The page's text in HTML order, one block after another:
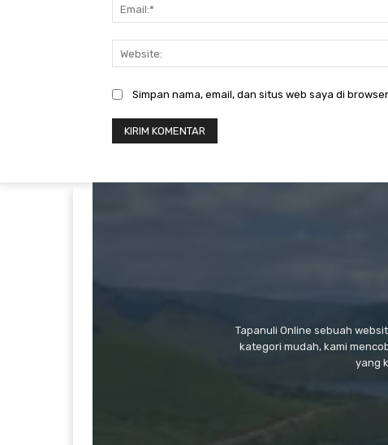
Simpan nama, email, dan situs web saya di
Tapanuli Online sebuah
kategori mudah, kami
yang